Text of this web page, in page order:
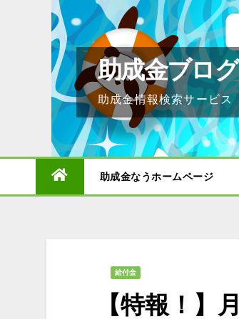
助成金ブログ
助成金情報検索サービス
助成金なうホームページ
給付金
【特報！】